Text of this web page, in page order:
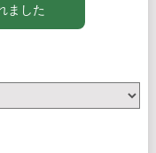
ました